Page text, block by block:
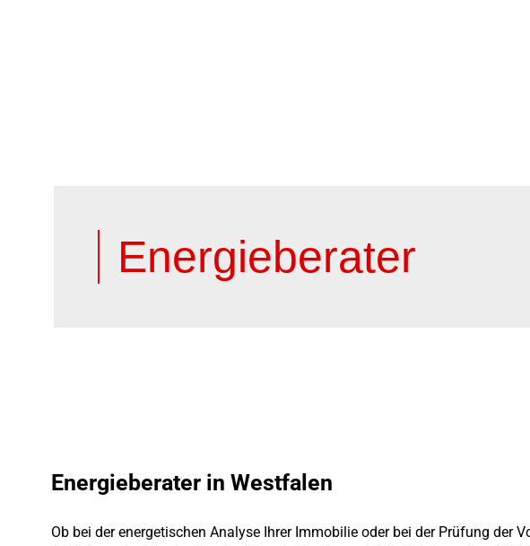
Energieberater
Energieberater in Westfalen
Ob bei der energetischen Analyse Ihrer Immobilie oder bei der Prüfung